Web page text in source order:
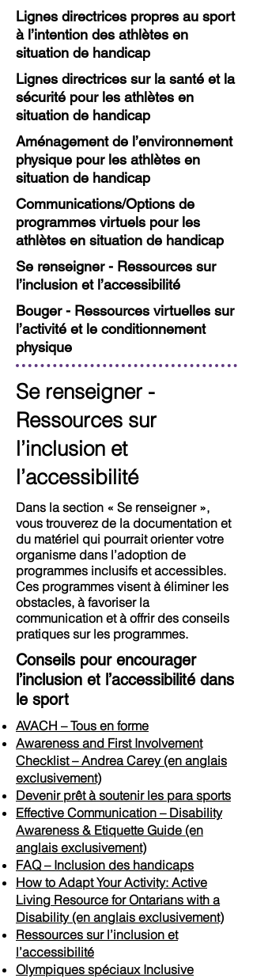
Lignes directrices propres au sport
à l’intention des athlètes en
situation de handicap
Lignes directrices sur la santé et la
sécurité pour les athlètes en
situation de handicap
Aménagement de l’environnement
physique pour les athlètes en
situation de handicap
Communications/Options de
programmes virtuels pour les
athlètes en situation de handicap
Se renseigner -
Ressources sur
l’inclusion et
l’accessibilité
Dans la section « Se renseigner »,
vous trouverez de la documentation et
du matériel qui pourrait orienter votre
organisme dans l’adoption de
programmes inclusifs et accessibles.
Ces programmes visent à éliminer les
obstacles, à favoriser la
communication et à offrir des conseils
pratiques sur les programmes.
Conseils pour encourager
l’inclusion et l’accessibilité dans
le sport
AVACH – Tous en forme
Awareness and First Involvement
Checklist – Andrea Carey (en anglais
exclusivement)
Devenir prêt à soutenir les para sports
Effective Communication – Disability
Awareness & Etiquette Guide (en
anglais exclusivement)
FAQ – Inclusion des handicaps
How to Adapt Your Activity: Active
Living Resource for Ontarians with a
Disability (en anglais exclusivement)
Ressources sur l’inclusion et
l’accessibilité
Olympiques spéciaux Inclusive
Se renseigner - Ressources sur
l’inclusion et l’accessibilité
Bouger - Ressources virtuelles sur
l’activité et le conditionnement
physique